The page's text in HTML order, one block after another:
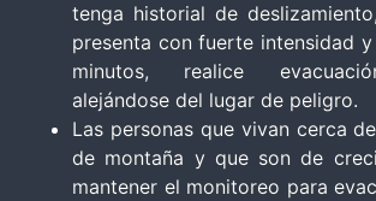
tenga historial de
presenta con fuerte intensidad
minutos, realice
alejándose del lugar de peligro.
Las personas que vivan cerca
de montaña y que son de
mantener el monitoreo para